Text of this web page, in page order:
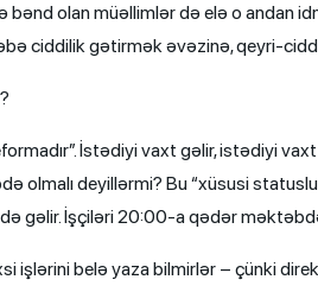
olan müəllimlər də elə o andan
ciddilik gətirmək əvəzinə, qeyri-ciddi
İstədiyi vaxt gəlir, istədiyi
olmalı deyillərmi? Bu “xüsusi
gəlir. İşçiləri 20:00-a qədər
belə yaza bilmirlər – çünki